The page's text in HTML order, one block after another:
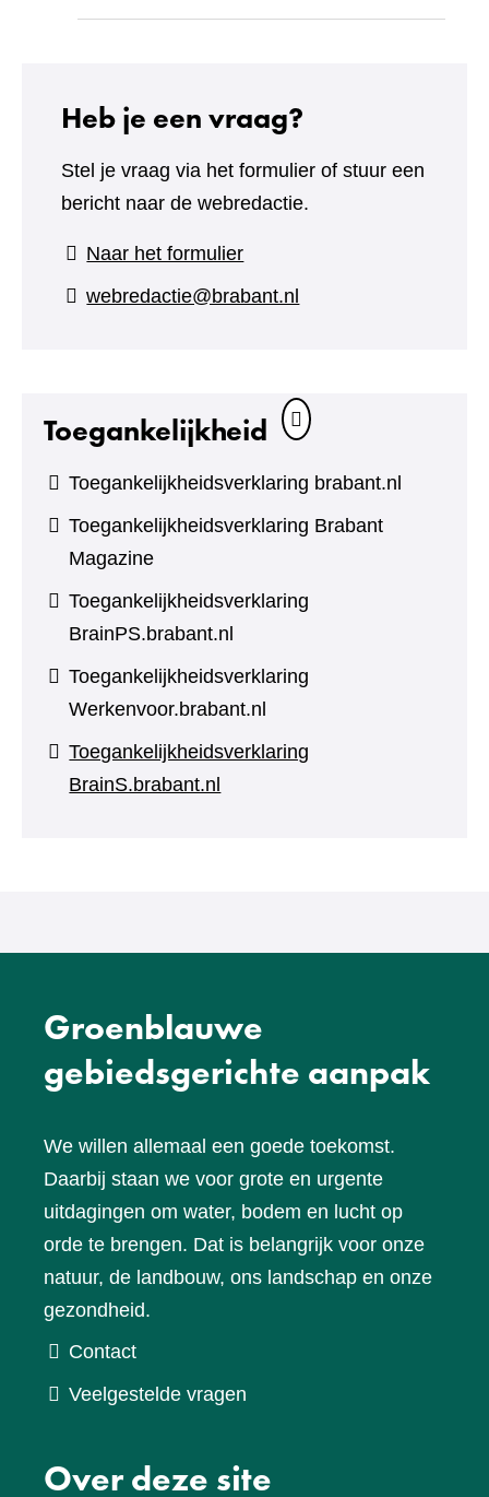
Heb je een vraag?
Stel je vraag via het formulier of stuur een
bericht naar de webredactie.
Naar het formulier(verwijst
naar
webredactie@brabant.nl
Toegankelijkheid
Toegankelijkheidsverklaring brabant.nl
Toegankelijkheidsverklaring Brabant
Magazine
Toegankelijkheidsverklaring
BrainPS.brabant.nl
Toegankelijkheidsverklaring
Werkenvoor.brabant.nl
Toegankelijkheidsverklaring
BrainS.brabant.nl
Groenblauwe
gebiedsgerichte aanpak
We willen allemaal een goede toekomst.
Daarbij staan we voor grote en urgente
uitdagingen om water, bodem en lucht op
orde te brengen. Dat is belangrijk voor onze
natuur, de landbouw, ons landschap en onze
gezondheid.
Contact
Veelgestelde vragen
Over deze site